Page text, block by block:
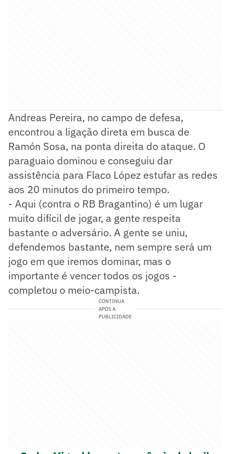
Andreas Pereira, no campo de defesa,
encontrou a ligação direta em busca de
Ramón Sosa, na ponta direita do ataque. O
paraguaio dominou e conseguiu dar
assistência para Flaco López estufar as redes
aos 20 minutos do primeiro tempo.
- Aqui (contra o RB Bragantino) é um lugar
muito difícil de jogar, a gente respeita
bastante o adversário. A gente se uniu,
defendemos bastante, nem sempre será um
jogo em que iremos dominar, mas o
importante é vencer todos os jogos -
completou o meio-campista.
CONTINUA
APÓS A
PUBLICIDADE